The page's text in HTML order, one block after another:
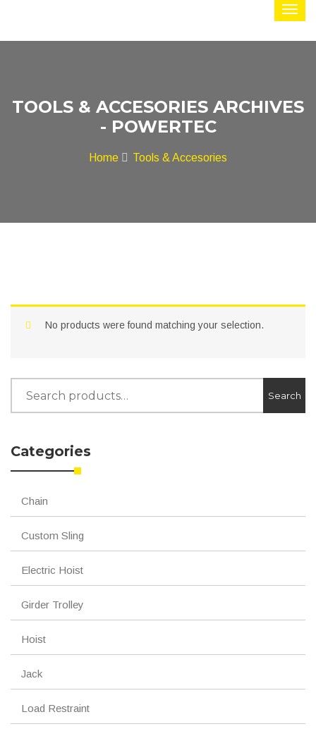
TOOLS & ACCESORIES ARCHIVES
- POWERTEC
Home Tools & Accesories
No products were found matching your selection.
for:
Search
Categories
Chain
Custom Sling
Electric Hoist
Girder Trolley
Hoist
Jack
Load Restraint